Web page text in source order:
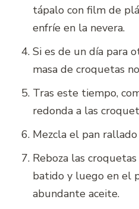
tápalo con film de
enfríe en la nevera.
Si es de un día para
masa de croquetas
Tras este tiempo,
redonda a las
Mezcla el pan
Reboza las
batido y luego en el
abundante aceite.